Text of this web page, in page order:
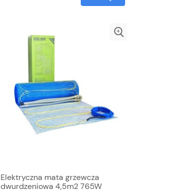
Elektryczna mata grzewcza
dwurdzeniowa 4,5m2 765W